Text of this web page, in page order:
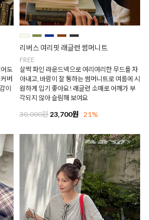
도
버
이
리버스 여리핏 래글런 썸머니트
FREE
살짝 파인 라운드넥으로 여리여리한 무드를 자
아내고, 바람이 잘 통하는 썸머니트로 여름에 시
원하게 입기 좋아요! 래글런 소매로 어깨가 부
각되지 않아 슬림해 보여요
30,000원 23,700원 21%